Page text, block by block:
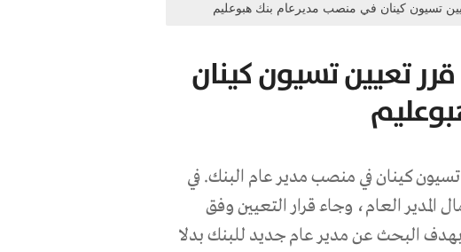
تسيون كينان في منصب مديرعام بنك هبوعليم
تعيين تسيون كينان
كينان في منصب مدير عام البنك. في
المدير العام، وجاء قرار التعيين وفق
البحث عن مدير عام جديد للبنك بدلا